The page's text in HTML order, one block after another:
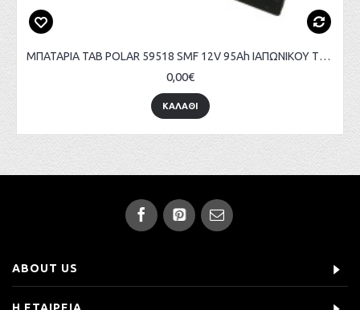
ΜΠΑΤΑΡΙΑ TAB POLAR 59518 SMF 12V 95Ah ΙΑΠΩΝΙΚΟΥ ΤΥΠΟΥ
0,00€
ΚΑΛΑΘΙ
ABOUT US